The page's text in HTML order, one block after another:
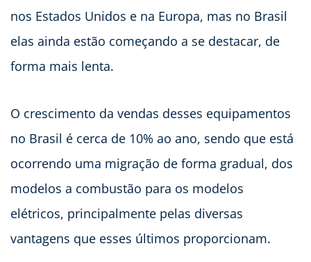
nos Estados Unidos e na Europa, mas no Brasil
elas ainda estão começando a se destacar, de
forma mais lenta.
O crescimento da vendas desses equipamentos
no Brasil é cerca de 10% ao ano, sendo que está
ocorrendo uma migração de forma gradual, dos
modelos a combustão para os modelos
elétricos, principalmente pelas diversas
vantagens que esses últimos proporcionam.